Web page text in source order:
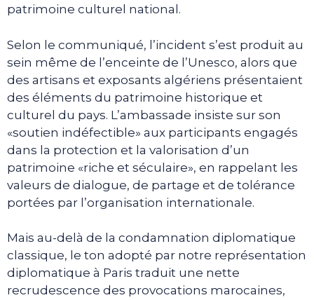
patrimoine culturel national.
Selon le communiqué, l’incident s’est produit au
sein même de l’enceinte de l’Unesco, alors que
des artisans et exposants algériens présentaient
des éléments du patrimoine historique et
culturel du pays. L’ambassade insiste sur son
«soutien indéfectible» aux participants engagés
dans la protection et la valorisation d’un
patrimoine «riche et séculaire», en rappelant les
valeurs de dialogue, de partage et de tolérance
portées par l’organisation internationale.
Mais au-delà de la condamnation diplomatique
classique, le ton adopté par notre représentation
diplomatique à Paris traduit une nette
recrudescence des provocations marocaines,